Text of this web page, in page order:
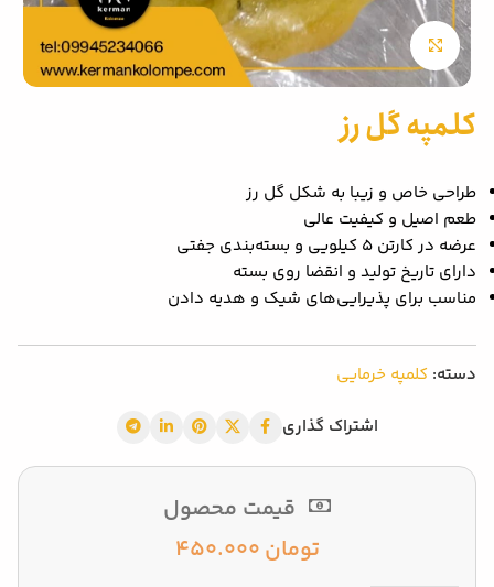
بزرگنمایی تصویر
کلمپه گل رز
طراحی خاص و زیبا به شکل گل رز
طعم اصیل و کیفیت عالی
عرضه در کارتن ۵ کیلویی و بسته‌بندی جفتی
دارای تاریخ تولید و انقضا روی بسته
مناسب برای پذیرایی‌های شیک و هدیه دادن
دسته: کلمپه خرمایی
اشتراک گذاری
قیمت محصول
تومان